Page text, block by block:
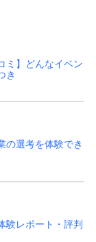
ミ】どんなイベン
き
の選考を体験でき
験レポート・評判